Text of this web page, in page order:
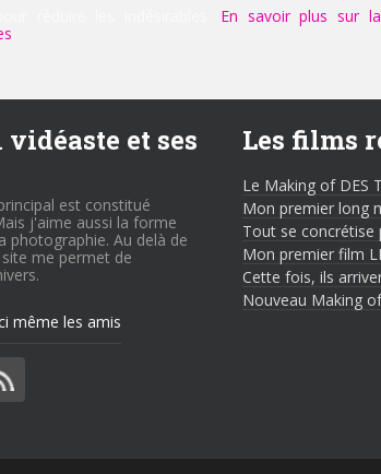
En savoir plus sur
et ses
est constitué
j'aime aussi la forme
photographie. Au delà de
me permet de
même les amis
Les films
Le Making of DES
Mon premier long
Tout se concrétise
Mon premier film
Cette fois, ils
Nouveau Making